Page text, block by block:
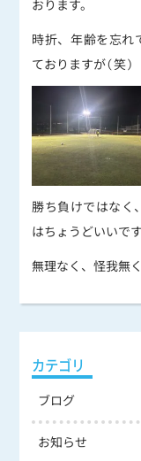
おります。
時折、年齢を忘れ
ておりますが（笑）
勝ち負けではなく
はちょうどいいです
無理なく、怪我無
カテゴリ
ブログ
お知らせ